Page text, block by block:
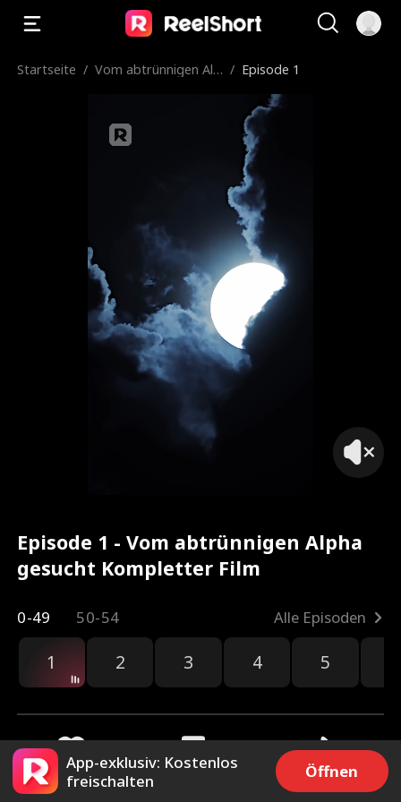
Startseite / Vom abtrünnigen Alp / Episode 1
Episode 1 - Vom abtrünnigen Alpha
gesucht Kompletter Film
0-49 50-54 Alle Episoden
1 2 3 4 5
1.5k Teilen
App-exklusiv: Kostenlos
freischalten
Öffnen